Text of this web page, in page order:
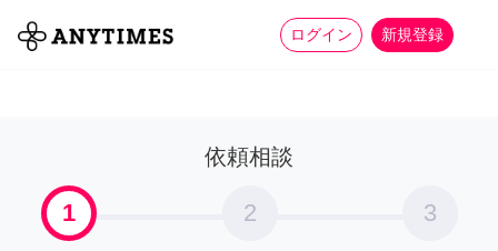
ログイン 新規登録
全て 家事 more_horiz
依頼相談
1 2 3